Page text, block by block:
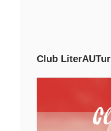
Club LiterAUTur